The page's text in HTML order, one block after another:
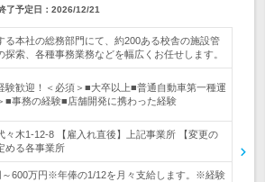
了予定日： 2026/12/21
る本社の総務部門にて、約200ある校舎の施設管
探索、各種事務業務などを幅広くお任せします。
験歓迎！＜必須＞■大卒以上■普通自動車第一種運
■事務の経験■店舗開発に携わった経験
々木1-12-8 【雇入れ直後】上記事業所 【変更の
める各事業所
～600万円※年俸の1/12を月々支給します。※経験